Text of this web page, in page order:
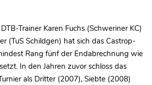
Trainer Karen Fuchs (Schweriner KC)
(TuS Schildgen) hat sich das Castrop-
Rang fünf der Endabrechnung wie
In den Jahren zuvor schloss das
als Dritter (2007), Siebte (2008)